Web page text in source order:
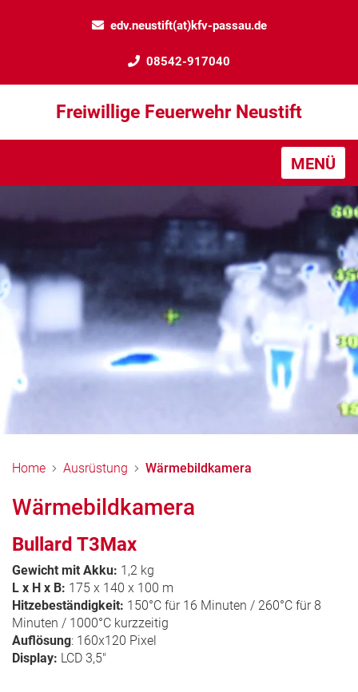
edv.neustift(at)kfv-passau.de
08542-917040
Freiwillige Feuerwehr Neustift
MENÜ
Home Ausrüstung Wärmebildkamera
Wärmebildkamera
Bullard T3Max
Gewicht mit Akku: 1,2 kg
L x H x B: 175 x 140 x 100 m
Hitzebeständigkeit: 150°C für 16 Minuten / 260°C für 8
Minuten / 1000°C kurzzeitig
Auflösung: 160x120 Pixel
Display: LCD 3,5"